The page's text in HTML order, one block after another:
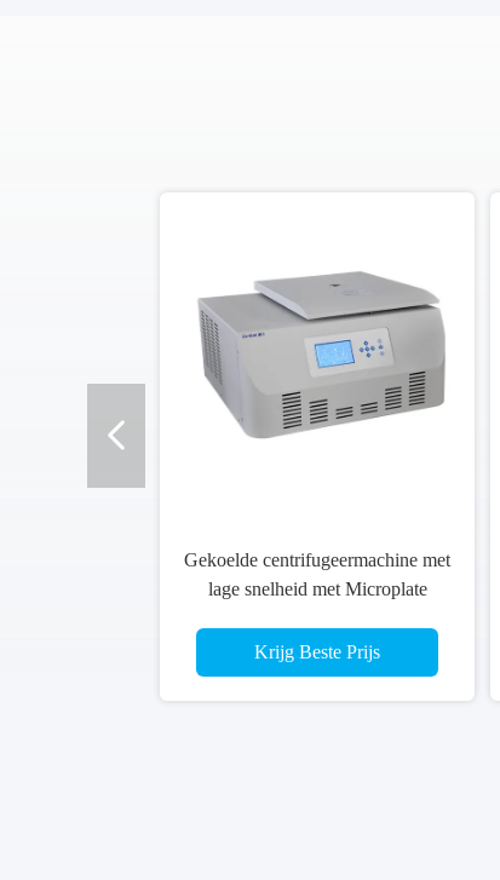
Gekoelde centrifugeermachine met
lage snelheid met Microplate
groot volume;
Krijg Beste Prijs